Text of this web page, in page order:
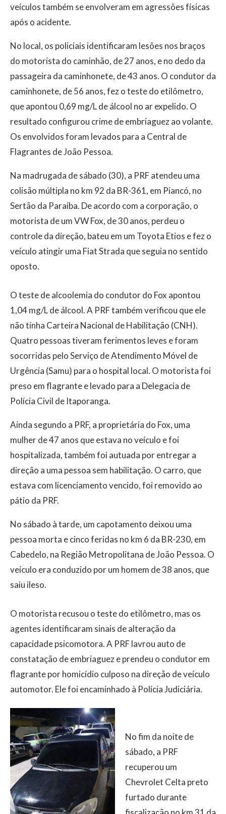
veículos também se envolveram em agressões físicas
após o acidente.
No local, os policiais identificaram lesões nos braços
do motorista do caminhão, de 27 anos, e no dedo da
passageira da caminhonete, de 43 anos. O condutor da
caminhonete, de 56 anos, fez o teste do etilômetro,
que apontou 0,69 mg/L de álcool no ar expelido. O
resultado configurou crime de embriaguez ao volante.
Os envolvidos foram levados para a Central de
Flagrantes de João Pessoa.
Na madrugada de sábado (30), a PRF atendeu uma
colisão múltipla no km 92 da BR-361, em Piancó, no
Sertão da Paraíba. De acordo com a corporação, o
motorista de um VW Fox, de 30 anos, perdeu o
controle da direção, bateu em um Toyota Etios e fez o
veículo atingir uma Fiat Strada que seguia no sentido
oposto.
O teste de alcoolemia do condutor do Fox apontou
1,04 mg/L de álcool. A PRF também verificou que ele
não tinha Carteira Nacional de Habilitação (CNH).
Quatro pessoas tiveram ferimentos leves e foram
socorridas pelo Serviço de Atendimento Móvel de
Urgência (Samu) para o hospital local. O motorista foi
preso em flagrante e levado para a Delegacia de
Polícia Civil de Itaporanga.
Ainda segundo a PRF, a proprietária do Fox, uma
mulher de 47 anos que estava no veículo e foi
hospitalizada, também foi autuada por entregar a
direção a uma pessoa sem habilitação. O carro, que
estava com licenciamento vencido, foi removido ao
pátio da PRF.
No sábado à tarde, um capotamento deixou uma
pessoa morta e cinco feridas no km 6 da BR-230, em
Cabedelo, na Região Metropolitana de João Pessoa. O
veículo era conduzido por um homem de 38 anos, que
saiu ileso.
O motorista recusou o teste do etilômetro, mas os
agentes identificaram sinais de alteração da
capacidade psicomotora. A PRF lavrou auto de
constatação de embriaguez e prendeu o condutor em
flagrante por homicídio culposo na direção de veículo
automotor. Ele foi encaminhado à Polícia Judiciária.
No fim da noite de
sábado, a PRF
recuperou um
Chevrolet Celta preto
furtado durante